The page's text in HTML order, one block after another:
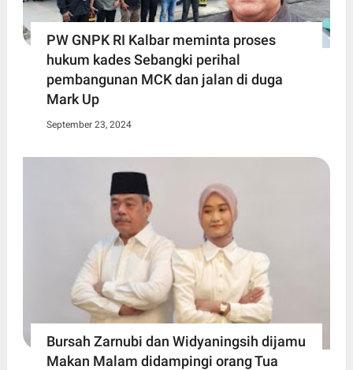
PW GNPK RI Kalbar meminta proses
hukum kades Sebangki perihal
pembangunan MCK dan jalan di duga
Mark Up
September 23, 2024
Bursah Zarnubi dan Widyaningsih dijamu
Makan Malam didampingi orang Tua